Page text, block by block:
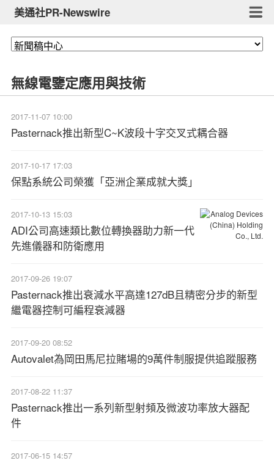
美通社PR-Newswire
無線電鑒定應用與技術
2017-11-07 10:00
Pasternack推出新型C~K波段十字交叉式耦合器
2017-10-17 17:03
保點系統公司榮獲「亞洲企業成就大獎」
2017-10-13 15:03
ADI公司高速類比數位轉換器助力新一代
先進儀器和防衛應用
2017-09-26 19:07
Pasternack推出衰減水平高達127dB且精密分步的新型
繼電器控制可編程衰減器
2017-09-20 08:52
Autovalet為岡田馬尼拉賭場的9萬件制服提供追蹤服務
2017-08-22 11:37
Pasternack推出一系列新型射頻及微波功率放大器配
件
2017-06-15 14:57